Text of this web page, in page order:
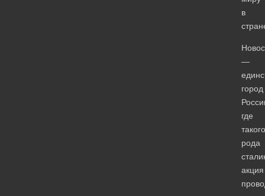
в
—
город
где
такого
рода
акция